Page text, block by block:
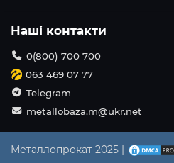
Наші контакти
0(800) 700 700
063 469 07 77
Telegram
metallobaza.m@ukr.net
Металлопрокат 2025 |